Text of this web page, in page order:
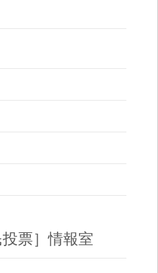
投票］情報室